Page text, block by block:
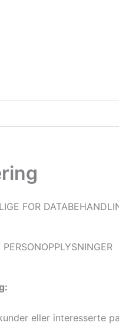
FOR
eller interesserte